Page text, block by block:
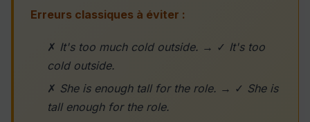
Erreurs classiques à éviter :
✗ It's too much cold outside. → ✓ It's too
cold outside.
✗ She is enough tall for the role. → ✓ She is
tall enough for the role.